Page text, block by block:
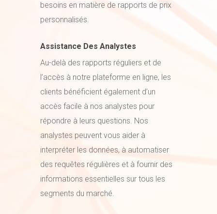
besoins en matière de rapports de prix
personnalisés.
Assistance Des Analystes
Au-delà des rapports réguliers et de
l’accès à notre plateforme en ligne, les
clients bénéficient également d’un
accès facile à nos analystes pour
répondre à leurs questions. Nos
analystes peuvent vous aider à
interpréter les données, à automatiser
des requêtes régulières et à fournir des
informations essentielles sur tous les
segments du marché.